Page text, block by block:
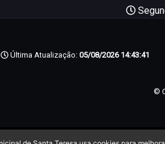
Última Atualização: 05/08/2026 14:43:41
©